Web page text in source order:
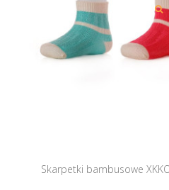
Skarpetki bambusowe